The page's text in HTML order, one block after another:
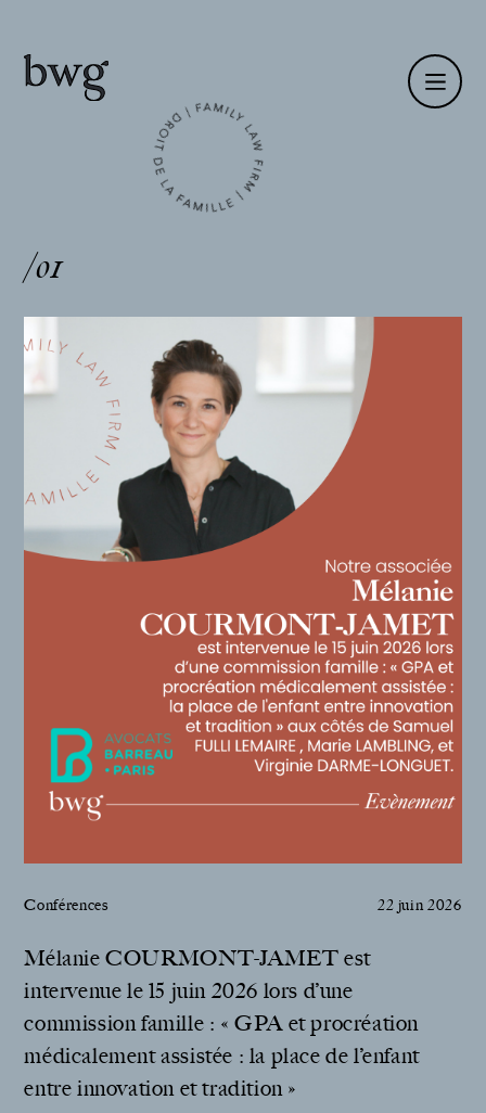
Identité
Équipe
Actualités
International
The Alliance
Talents / Contact
Linkedin
/01
Conférences 22 juin 2026
Mélanie COURMONT-JAMET est
intervenue le 15 juin 2026 lors d’une
commission famille : « GPA et procréation
médicalement assistée : la place de l’enfant
entre innovation et tradition »